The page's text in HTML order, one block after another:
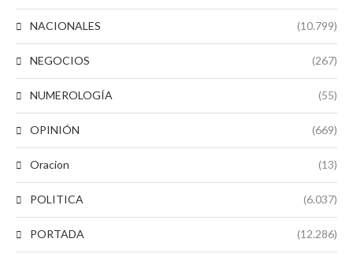
NACIONALES (10.799)
NEGOCIOS (267)
NUMEROLOGÍA (55)
OPINIÓN (669)
Oracion (13)
POLITICA (6.037)
PORTADA (12.286)